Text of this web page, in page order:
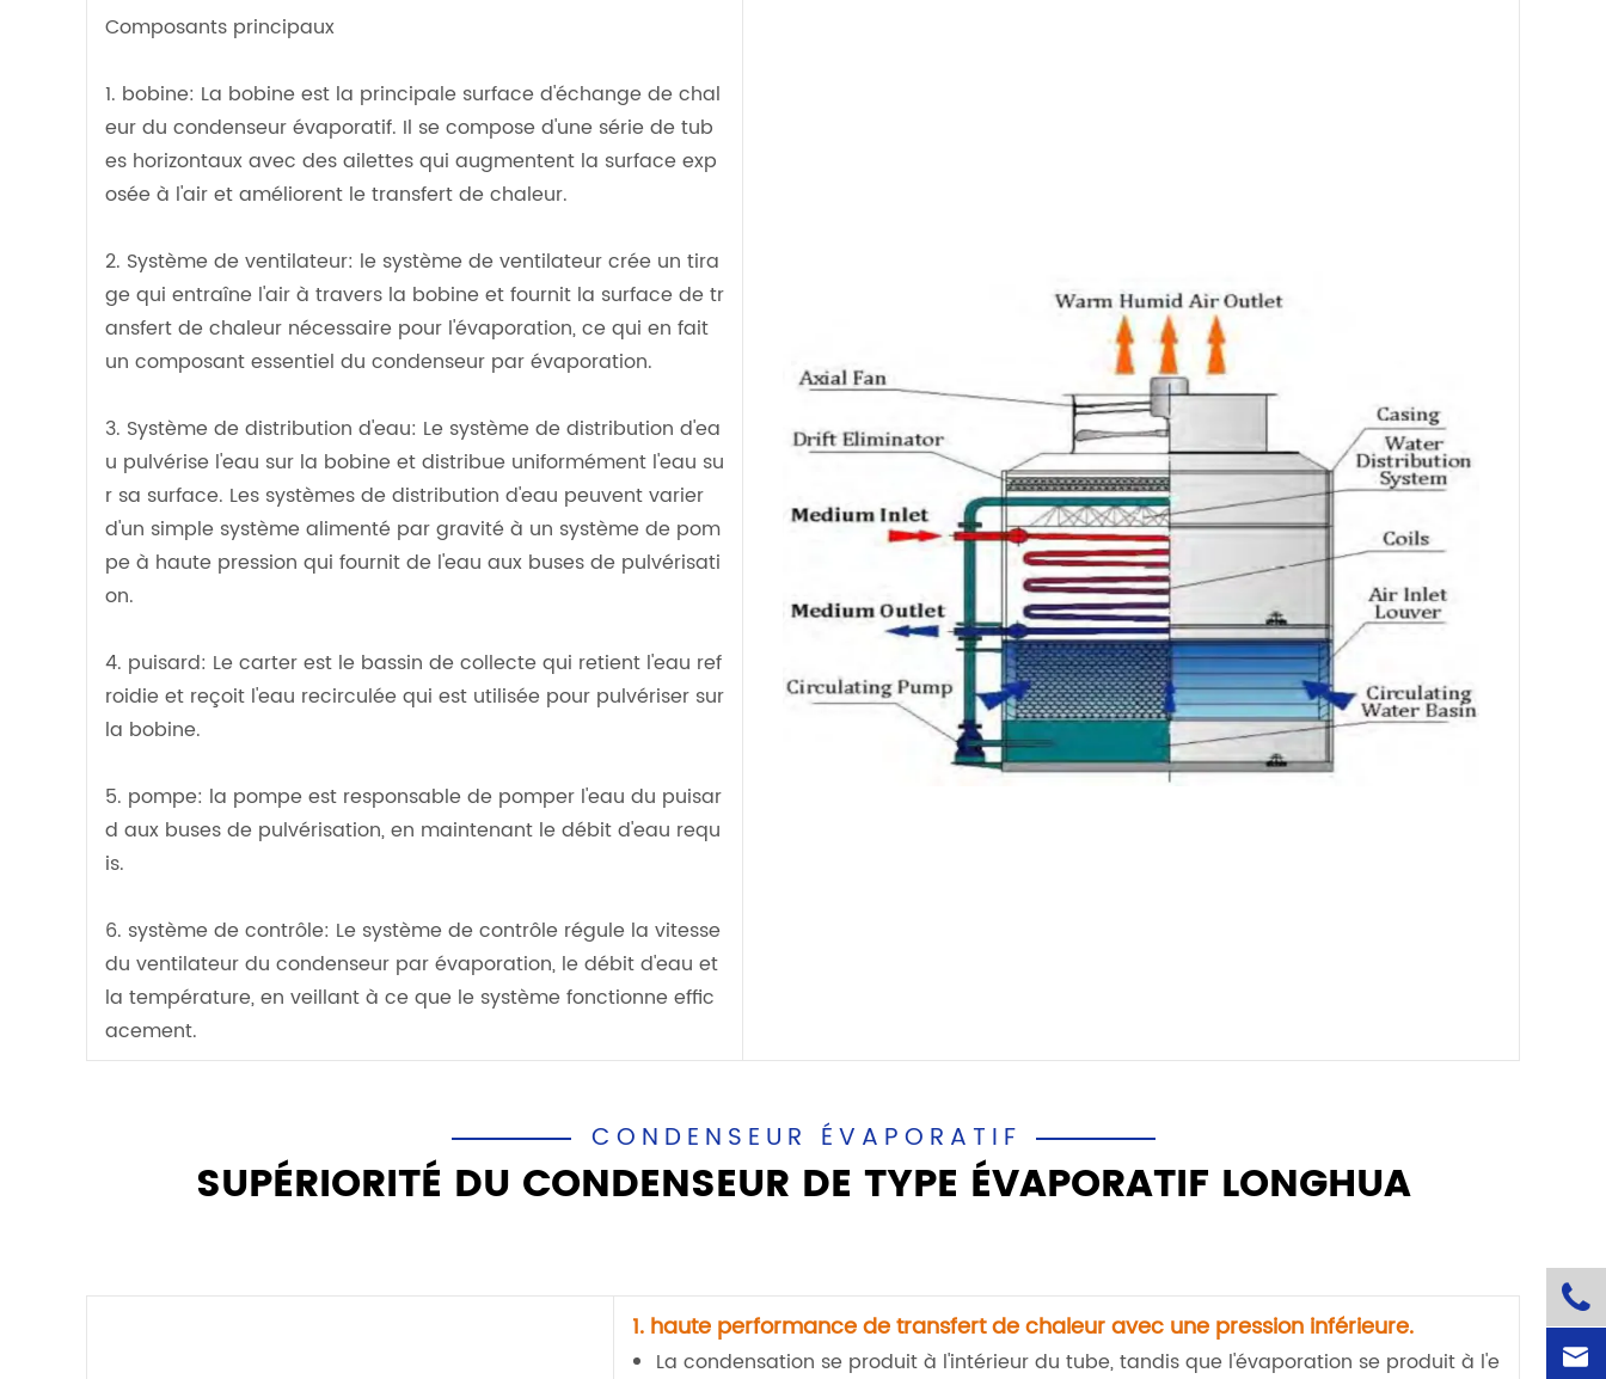
Composants principaux
1. bobine: La bobine est la principale surface d'échange de chal
eur du condenseur évaporatif. Il se compose d'une série de tub
es horizontaux avec des ailettes qui augmentent la surface exp
osée à l'air et améliorent le transfert de chaleur.
2. Système de ventilateur: le système de ventilateur crée un tira
ge qui entraîne l'air à travers la bobine et fournit la surface de tr
ansfert de chaleur nécessaire pour l'évaporation, ce qui en fait
un composant essentiel du condenseur par évaporation.
3. Système de distribution d'eau: Le système de distribution d'ea
u pulvérise l'eau sur la bobine et distribue uniformément l'eau su
r sa surface. Les systèmes de distribution d'eau peuvent varier
d'un simple système alimenté par gravité à un système de pom
pe à haute pression qui fournit de l'eau aux buses de pulvérisati
on.
4. puisard: Le carter est le bassin de collecte qui retient l'eau ref
roidie et reçoit l'eau recirculée qui est utilisée pour pulvériser sur
la bobine.
5. pompe: la pompe est responsable de pomper l'eau du puisar
d aux buses de pulvérisation, en maintenant le débit d'eau requ
is.
6. système de contrôle: Le système de contrôle régule la vitesse
du ventilateur du condenseur par évaporation, le débit d'eau et
la température, en veillant à ce que le système fonctionne effic
acement.
CONDENSEUR ÉVAPORATIF
SUPÉRIORITÉ DU CONDENSEUR DE TYPE ÉVAPORATIF LONGHUA
1. haute performance de transfert de chaleur avec une pression inférieure.
La condensation se produit à l'intérieur du tube, tandis que l'évaporation se produit à l'e

